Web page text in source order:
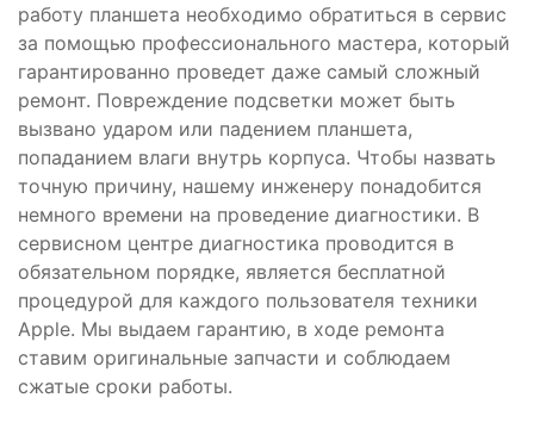
работу планшета необходимо обратиться в сервис
за помощью профессионального мастера, который
гарантированно проведет даже самый сложный
ремонт. Повреждение подсветки может быть
вызвано ударом или падением планшета,
попаданием влаги внутрь корпуса. Чтобы назвать
точную причину, нашему инженеру понадобится
немного времени на проведение диагностики. В
сервисном центре диагностика проводится в
обязательном порядке, является бесплатной
процедурой для каждого пользователя техники
Apple. Мы выдаем гарантию, в ходе ремонта
ставим оригинальные запчасти и соблюдаем
сжатые сроки работы.